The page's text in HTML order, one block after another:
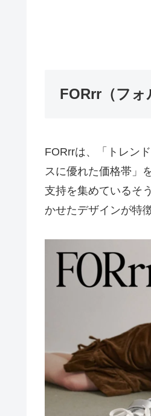
FORrr（フ
FORrrは、「トレン
スに優れた価格帯」
支持を集めているそ
かせたデザインが特